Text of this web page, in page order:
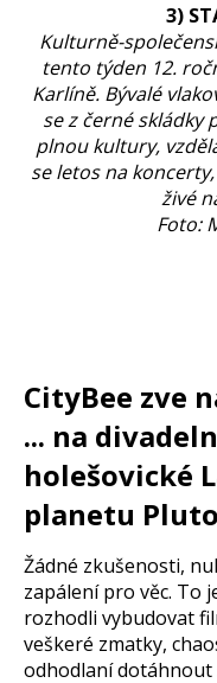
3)
Kulturně-
tento týden 12.
Karlíně. Bývalé
se z černé skládky
plnou kultury,
se letos na
živé
Foto:
CityBee zve
... na
holešovické
planetu Pluto
Žádné zkušenosti,
zapálení pro věc. To
rozhodli vybudovat
veškeré zmatky,
odhodlaní dotáhnout